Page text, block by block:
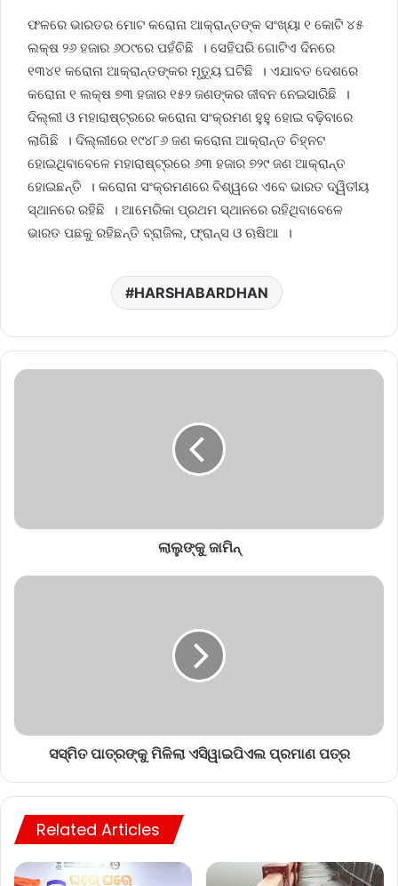
ଫଳରେ ଭାରତର ମୋଟ କରୋନା ଆକ୍ରାନ୍ତଙ୍କ ସଂଖ୍ୟା ୧ କୋଟି ୪୫
ଲକ୍ଷ ୨୬ ହଜାର ୬୦୯ରେ ପହଁଚିଛି । ସେହିପରି ଗୋଟିଏ ଦିନରେ
୧୩୪୧ କରୋନା ଆକ୍ରାନ୍ତଙ୍କର ମୃତ୍ୟୁ ଘଟିଛି । ଏଯାବତ ଦେଶରେ
କରୋନା ୧ ଲକ୍ଷ ୭୩ ହଜାର ୧୫୨ ଜଣଙ୍କର ଜୀବନ ନେଇସାରିଛି ।
ଦିଲ୍ଲୀ ଓ ମହାରାଷ୍ଟ୍ରରେ କରୋନା ସଂକ୍ରମଣ ହୁହୁ ହୋଇ ବଢ଼ିବାରେ
ଲାଗିଛି । ଦିଲ୍ଲୀରେ ୧୯୪୮୬ ଜଣ କରୋନା ଆକ୍ରାନ୍ତ ଚିହ୍ନଟ
ହୋଇଥିବାବେଳେ ମହାରାଷ୍ଟ୍ରରେ ୬୩ ହଜାର ୭୨୯ ଜଣ ଆକ୍ରାନ୍ତ
ହୋଇଛନ୍ତି । କରୋନା ସଂକ୍ରମଣରେ ବିଶ୍ୱରେ ଏବେ ଭାରତ ଦ୍ୱିତୀୟ
ସ୍ଥାନରେ ରହିଛି । ଆମେରିକା ପ୍ରଥମ ସ୍ଥାନରେ ରହିଥିବାବେଳେ
ଭାରତ ପଛକୁ ରହିଛନ୍ତି ବ୍ରାଜିଲ, ଫ୍ରାନ୍ସ ଓ ଋଷିଆ ।
HARSHABARDHAN
ଲାଲୁଙ୍କୁ ଜାମିନ୍
ସସ୍ମିତ ପାତ୍ରଙ୍କୁ ମିଳିଲା ଏସିୱାଇପିଏଲ ପ୍ରମାଣ ପତ୍ର
Related Articles